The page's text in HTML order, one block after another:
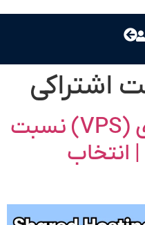
مزایای سرور مجازی (VPS) نسبت